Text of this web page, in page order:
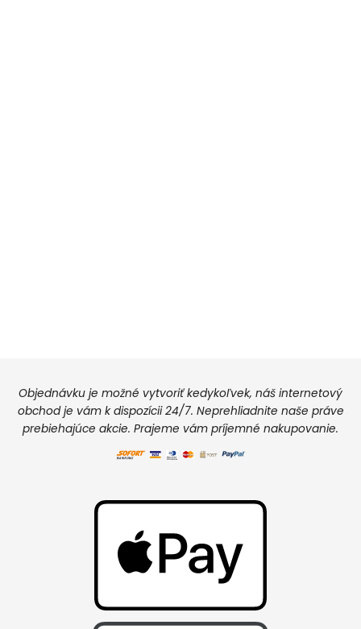
Objednávku je možné vytvoriť kedykoľvek, náš internetový
obchod je vám k dispozícii 24/7. Neprehliadnite naše práve
prebiehajúce akcie. Prajeme vám príjemné nakupovanie.